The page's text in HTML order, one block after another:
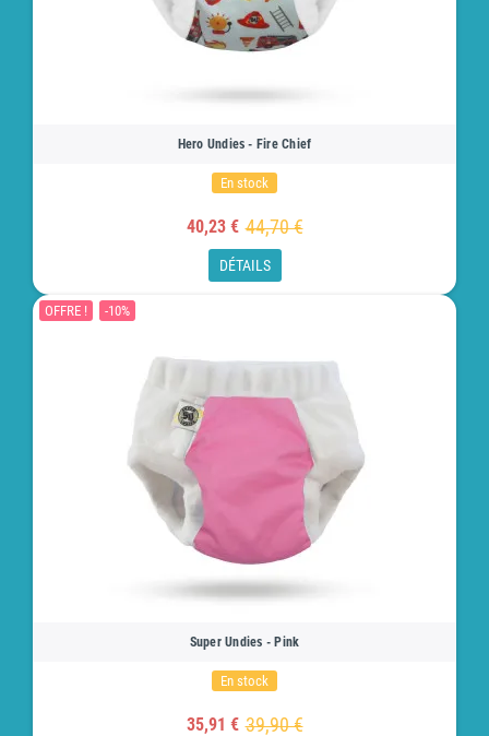
Hero Undies - Fire Chief
En stock
40,23 € 44,70 €
DÉTAILS
OFFRE ! -10%
Super Undies - Pink
En stock
35,91 € 39,90 €